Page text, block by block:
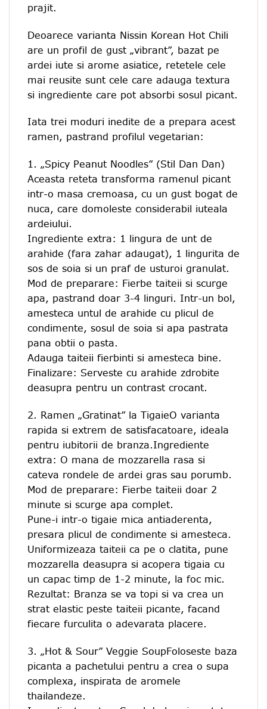
prajit.
Deoarece varianta Nissin Korean Hot Chili
are un profil de gust „vibrant”, bazat pe
ardei iute si arome asiatice, retetele cele
mai reusite sunt cele care adauga textura
si ingrediente care pot absorbi sosul picant.
Iata trei moduri inedite de a prepara acest
ramen, pastrand profilul vegetarian:
1. „Spicy Peanut Noodles” (Stil Dan Dan)
Aceasta reteta transforma ramenul picant
intr-o masa cremoasa, cu un gust bogat de
nuca, care domoleste considerabil iuteala
ardeiului.
Ingrediente extra: 1 lingura de unt de
arahide (fara zahar adaugat), 1 lingurita de
sos de soia si un praf de usturoi granulat.
Mod de preparare: Fierbe taiteii si scurge
apa, pastrand doar 3-4 linguri. Intr-un bol,
amesteca untul de arahide cu plicul de
condimente, sosul de soia si apa pastrata
pana obtii o pasta.
Adauga taiteii fierbinti si amesteca bine.
Finalizare: Serveste cu arahide zdrobite
deasupra pentru un contrast crocant.
2. Ramen „Gratinat” la TigaieO varianta
rapida si extrem de satisfacatoare, ideala
pentru iubitorii de branza.Ingrediente
extra: O mana de mozzarella rasa si
cateva rondele de ardei gras sau porumb.
Mod de preparare: Fierbe taiteii doar 2
minute si scurge apa complet.
Pune-i intr-o tigaie mica antiaderenta,
presara plicul de condimente si amesteca.
Uniformizeaza taiteii ca pe o clatita, pune
mozzarella deasupra si acopera tigaia cu
un capac timp de 1-2 minute, la foc mic.
Rezultat: Branza se va topi si va crea un
strat elastic peste taiteii picante, facand
fiecare furculita o adevarata placere.
3. „Hot & Sour” Veggie SoupFoloseste baza
picanta a pachetului pentru a crea o supa
complexa, inspirata de aromele
thailandeze.